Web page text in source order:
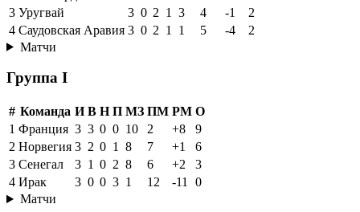
3 Уругвай 3 0 2 1 3 4 -1
2
4 Саудовская Аравия 3 0 2 1 1 5 -4
2
Матчи
Группа I
# Команда И В Н П МЗ ПМ РМ О
1 Франция 3 3 0 0 10 2 +8
9
2 Норвегия 3 2 0 1 8 7 +1
6
3 Сенегал 3 1 0 2 8 6 +2
3
4 Ирак 3 0 0 3 1 12 -11
0
Матчи